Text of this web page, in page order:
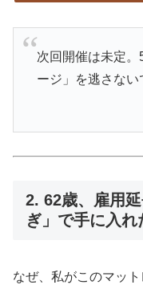
次回開催は未定
ージ」を逃さない
2. 62歳、雇用
ぎ」で手に入れ
なぜ、私がこのマッ